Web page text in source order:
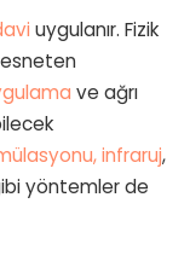
uygulanır. Fizik
ve ağrı
infraruj,
yöntemler de